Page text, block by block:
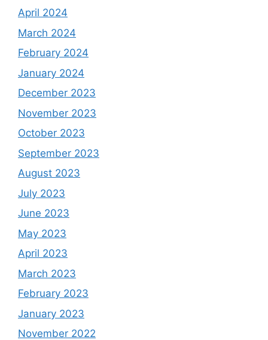
April 2024
March 2024
February 2024
January 2024
December 2023
November 2023
October 2023
September 2023
August 2023
July 2023
June 2023
May 2023
April 2023
March 2023
February 2023
January 2023
November 2022